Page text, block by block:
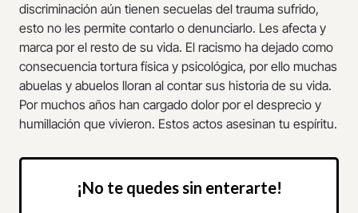
discriminación aún tienen secuelas del trauma sufrido,
esto no les permite contarlo o denunciarlo. Les afecta y
marca por el resto de su vida. El racismo ha dejado como
consecuencia tortura física y psicológica, por ello muchas
abuelas y abuelos lloran al contar sus historia de su vida.
Por muchos años han cargado dolor por el desprecio y
humillación que vivieron. Estos actos asesinan tu espíritu.
¡No te quedes sin enterarte!